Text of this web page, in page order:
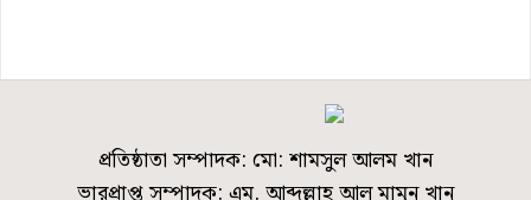
প্রতিষ্ঠাতা সম্পাদক: মো: শামসুল আলম খান